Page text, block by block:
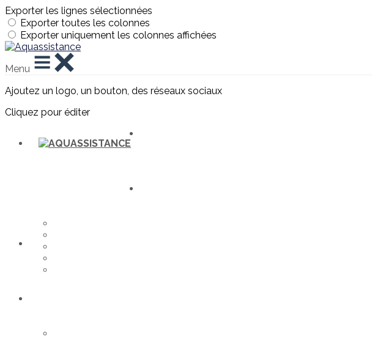
Exporter les lignes sélectionnées
Exporter toutes les colonnes
Exporter uniquement les colonnes affichées
Menu
Ajoutez un logo, un bouton, des réseaux sociaux
Cliquez pour éditer